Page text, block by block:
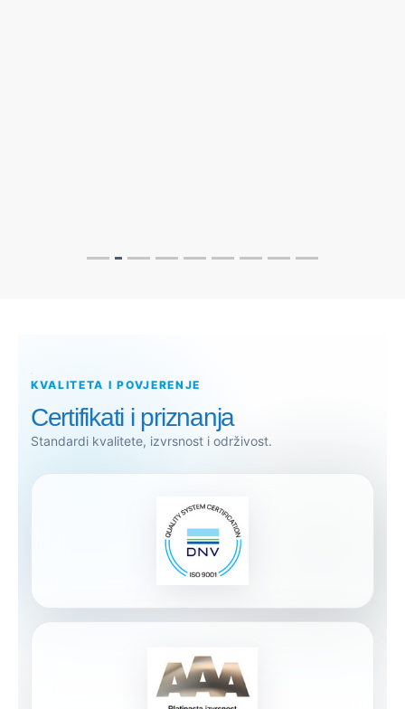
KVALITETA I POVJERENJE
Certifikati i priznanja
Standardi kvalitete, izvrsnost i održivost.